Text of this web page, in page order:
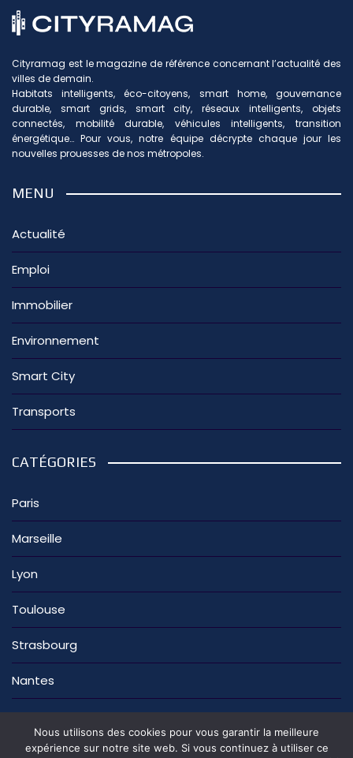
Cityramag est le magazine de référence concernant l’actualité des
villes de demain.
Habitats intelligents, éco-citoyens, smart home, gouvernance
durable, smart grids, smart city, réseaux intelligents, objets
connectés, mobilité durable, véhicules intelligents, transition
énergétique… Pour vous, notre équipe décrypte chaque jour les
nouvelles prouesses de nos métropoles.
MENU
Actualité
Emploi
Immobilier
Environnement
Smart City
Transports
CATÉGORIES
Paris
Marseille
Lyon
Toulouse
Strasbourg
Nantes
Nous utilisons des cookies pour vous garantir la meilleure
expérience sur notre site web. Si vous continuez à utiliser ce